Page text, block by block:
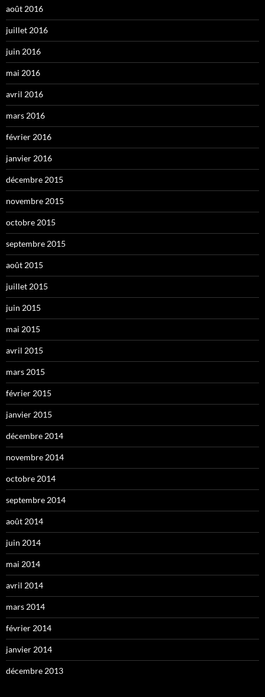
août 2016
juillet 2016
juin 2016
mai 2016
avril 2016
mars 2016
février 2016
janvier 2016
décembre 2015
novembre 2015
octobre 2015
septembre 2015
août 2015
juillet 2015
juin 2015
mai 2015
avril 2015
mars 2015
février 2015
janvier 2015
décembre 2014
novembre 2014
octobre 2014
septembre 2014
août 2014
juin 2014
mai 2014
avril 2014
mars 2014
février 2014
janvier 2014
décembre 2013